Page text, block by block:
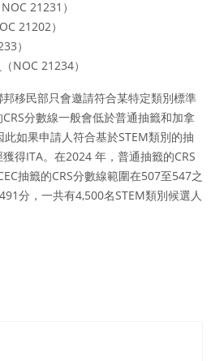
21231）
21202）
）
NOC 21234）
移民部只會邀請符合某特定類別標準
分數線一般會低於普通抽籤和加拿
如果申請人符合基於STEM類別的抽
得ITA。在2024 年，普通抽籤的CRS
抽籤的CRS分數線範圍在507至547之
分，一共有4,500名STEM類別候選人